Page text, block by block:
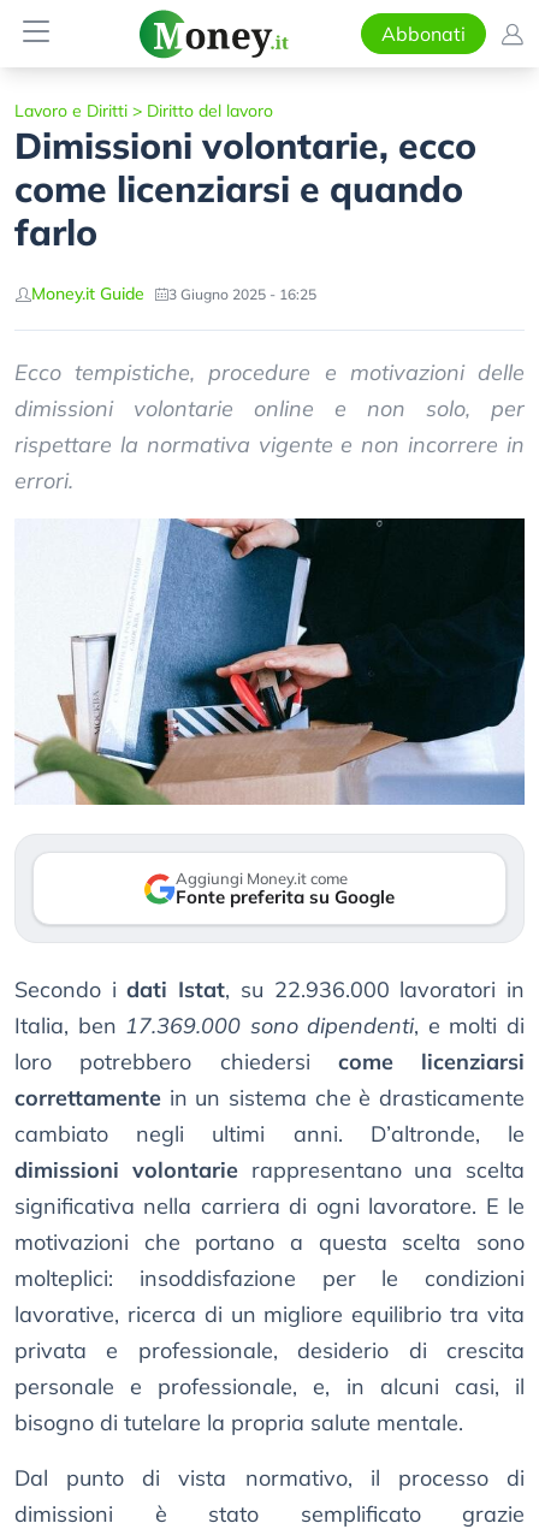
Abbonati
Lavoro e Diritti > Diritto del lavoro
Dimissioni volontarie, ecco
come licenziarsi e quando
farlo
Money.it Guide 3 Giugno 2025 - 16:25
Ecco tempistiche, procedure e motivazioni delle
dimissioni volontarie online e non solo, per
rispettare la normativa vigente e non incorrere in
errori.
Aggiungi Money.it come
Fonte preferita su Google
Secondo idati Istat, su 22.936.000 lavoratori in
Italia, ben 17.369.000 sono dipendenti, e molti di
loro potrebbero chiedersi come licenziarsi
correttamente in un sistema che è drasticamente
cambiato negli ultimi anni. D’altronde, le
dimissioni volontarierappresentano una scelta
significativa nella carriera di ogni lavoratore. E le
motivazioni che portano a questa scelta sono
molteplici: insoddisfazione per le condizioni
lavorative, ricerca di un migliore equilibrio tra vita
privata e professionale, desiderio di crescita
personale e professionale, e, in alcuni casi, il
bisogno di tutelare la propria salute mentale.
Dal punto di vista normativo, il processo di
dimissioni è stato semplificato grazie